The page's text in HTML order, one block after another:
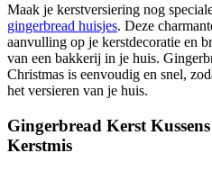
Maak je kerstversiering nog
gingerbread huisjes. Deze
aanvulling op je kerstdecoratie en
van een bakkerij in je huis.
Christmas is eenvoudig en snel,
het versieren van je huis.
Gingerbread Kerst
Kerstmis